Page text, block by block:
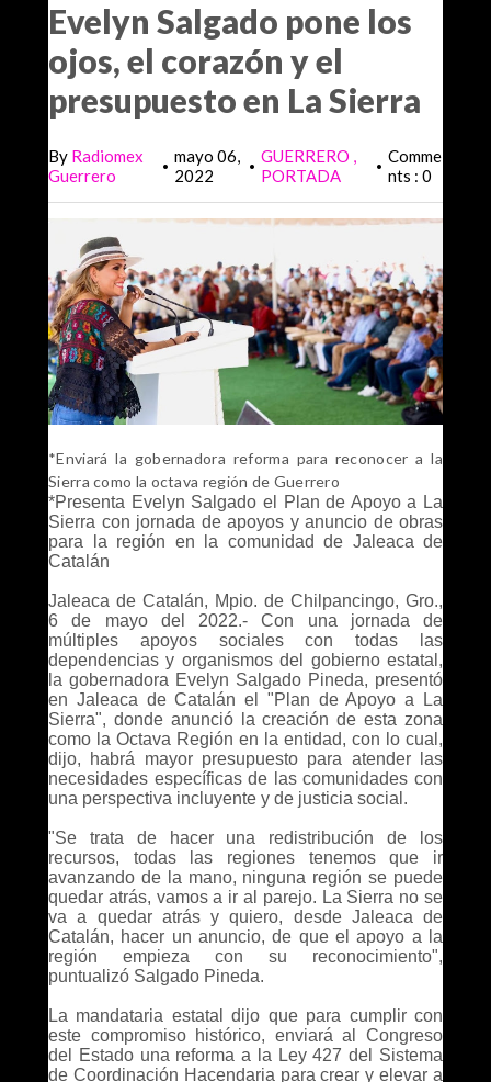
Evelyn Salgado pone los
ojos, el corazón y el
presupuesto en La Sierra
By Radiomex
Guerrero
• mayo 06,
2022
• GUERRERO
PORTADA
• Comme
nts : 0
*Enviará la gobernadora reforma para reconocer a la
Sierra como la octava región de Guerrero
*Presenta Evelyn Salgado el Plan de Apoyo a La
Sierra con jornada de apoyos y anuncio de obras
para la región en la comunidad de Jaleaca de
Catalán
Jaleaca de Catalán, Mpio. de Chilpancingo, Gro.,
6 de mayo del 2022.- Con una jornada de
múltiples apoyos sociales con todas las
dependencias y organismos del gobierno estatal,
la gobernadora Evelyn Salgado Pineda, presentó
en Jaleaca de Catalán el "Plan de Apoyo a La
Sierra", donde anunció la creación de esta zona
como la Octava Región en la entidad, con lo cual,
dijo, habrá mayor presupuesto para atender las
necesidades específicas de las comunidades con
una perspectiva incluyente y de justicia social.
"Se trata de hacer una redistribución de los
recursos, todas las regiones tenemos que ir
avanzando de la mano, ninguna región se puede
quedar atrás, vamos a ir al parejo. La Sierra no se
va a quedar atrás y quiero, desde Jaleaca de
Catalán, hacer un anuncio, de que el apoyo a la
región empieza con su reconocimiento",
puntualizó Salgado Pineda.
La mandataria estatal dijo que para cumplir con
este compromiso histórico, enviará al Congreso
del Estado una reforma a la Ley 427 del Sistema
de Coordinación Hacendaria para crear y elevar a